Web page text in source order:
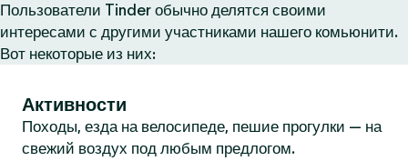
Пользователи Tinder обычно делятся своими
интересами с другими участниками нашего комьюнити.
Вот некоторые из них:
Активности
Походы, езда на велосипеде, пешие прогулки — на
свежий воздух под любым предлогом.